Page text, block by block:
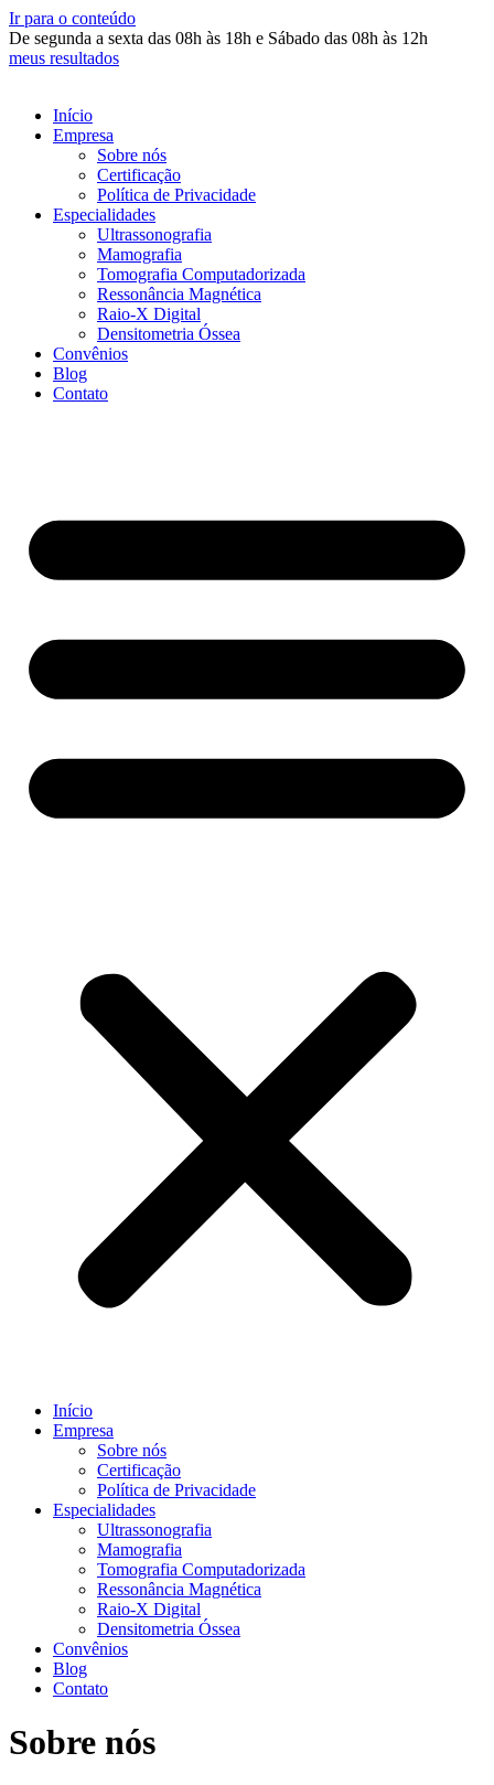
Ir para o conteúdo
De segunda a sexta das 08h às 18h e Sábado das 08h às 12h
meus resultados
Início
Empresa
Sobre nós
Certificação
Política de Privacidade
Especialidades
Ultrassonografia
Mamografia
Tomografia Computadorizada
Ressonância Magnética
Raio-X Digital
Densitometria Óssea
Convênios
Blog
Contato
Início
Empresa
Sobre nós
Certificação
Política de Privacidade
Especialidades
Ultrassonografia
Mamografia
Tomografia Computadorizada
Ressonância Magnética
Raio-X Digital
Densitometria Óssea
Convênios
Blog
Contato
Sobre nós